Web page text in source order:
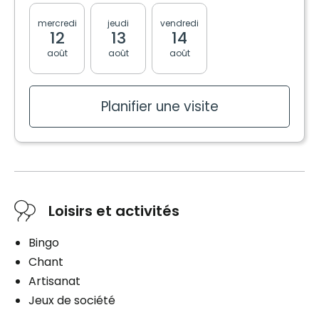
Espace de rangement
Services inclus à l'unité
Électricité / Chauffage
Entretien ménager
Entretien literie / vêtements
Soins
Planifier une visite
mercredi
12
août
jeudi
13
août
vendredi
14
août
Planifier une visite
Loisirs et activités
Bingo
Chant
Artisanat
Jeux de société